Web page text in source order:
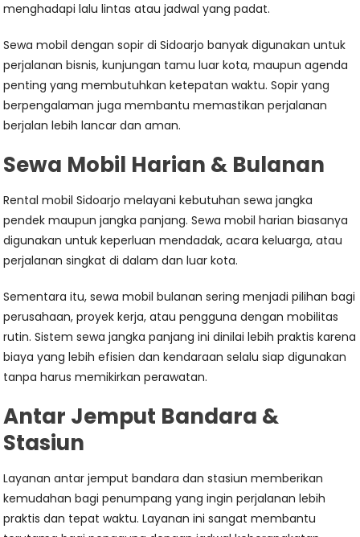
menghadapi lalu lintas atau jadwal yang padat.
Sewa mobil dengan sopir di Sidoarjo banyak digunakan untuk
perjalanan bisnis, kunjungan tamu luar kota, maupun agenda
penting yang membutuhkan ketepatan waktu. Sopir yang
berpengalaman juga membantu memastikan perjalanan
berjalan lebih lancar dan aman.
Sewa Mobil Harian & Bulanan
Rental mobil Sidoarjo melayani kebutuhan sewa jangka
pendek maupun jangka panjang. Sewa mobil harian biasanya
digunakan untuk keperluan mendadak, acara keluarga, atau
perjalanan singkat di dalam dan luar kota.
Sementara itu, sewa mobil bulanan sering menjadi pilihan bagi
perusahaan, proyek kerja, atau pengguna dengan mobilitas
rutin. Sistem sewa jangka panjang ini dinilai lebih praktis karena
biaya yang lebih efisien dan kendaraan selalu siap digunakan
tanpa harus memikirkan perawatan.
Antar Jemput Bandara &
Stasiun
Layanan antar jemput bandara dan stasiun memberikan
kemudahan bagi penumpang yang ingin perjalanan lebih
praktis dan tepat waktu. Layanan ini sangat membantu